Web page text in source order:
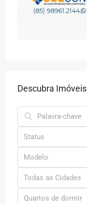
Descubra Imóveis
Status
Modelo
Todas as Cidades
Quartos de dormir